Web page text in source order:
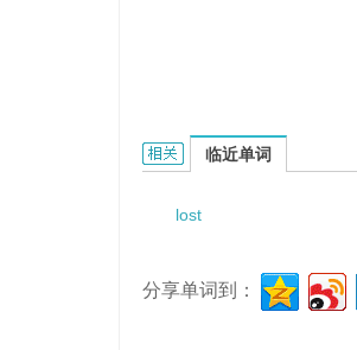
lost their way的相关资料：
临近单词
lost
分享单词到：